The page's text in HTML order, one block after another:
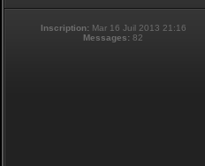
Inscription: Mar 16 Juil 2013 21:16
Messages: 82